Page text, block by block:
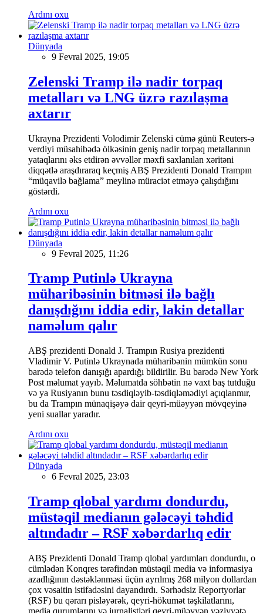
Ardını oxu
Dünyada
9 Fevral 2025, 19:05
Zelenski Tramp ilə nadir torpaq
metalları və LNG üzrə razılaşma
axtarır
Ukrayna Prezidenti Volodimir Zelenski cümə günü Reuters-ə
verdiyi müsahibədə ölkəsinin geniş nadir torpaq metallarının
yataqlarını əks etdirən əvvəllər məxfi saxlanılan xəritəni
diqqətlə araşdıraraq keçmiş ABŞ Prezidenti Donald Trampın
“müqavilə bağlama” meylinə müraciət etməyə çalışdığını
göstərdi.
Ardını oxu
Dünyada
9 Fevral 2025, 11:26
Tramp Putinlə Ukrayna
müharibəsinin bitməsi ilə bağlı
danışdığını iddia edir, lakin detallar
naməlum qalır
ABŞ prezidenti Donald J. Trampın Rusiya prezidenti
Vladimir V. Putinlə Ukraynada müharibənin mümkün sonu
barədə telefon danışığı apardığı bildirilir. Bu barədə New York
Post məlumat yayıb. Məlumatda söhbətin nə vaxt baş tutduğu
və ya Rusiyanın bunu təsdiqləyib-təsdiqləmədiyi açıqlanmır,
bu da Trampın münaqişəyə dair qeyri-müəyyən mövqeyinə
yeni suallar yaradır.
Ardını oxu
Dünyada
6 Fevral 2025, 23:03
Tramp qlobal yardımı dondurdu,
müstəqil medianın gələcəyi təhdid
altındadır – RSF xəbərdarlıq edir
ABŞ Prezidenti Donald Tramp qlobal yardımları dondurdu, o
cümlədən Konqres tərəfindən müstəqil media və informasiya
azadlığının dəstəklənməsi üçün ayrılmış 268 milyon dollardan
çox vəsaitin istifadəsini dayandırdı. Sərhədsiz Reportyorlar
(RSF) bu qərarı pisləyərək, qeyri-hökumət təşkilatlarını,